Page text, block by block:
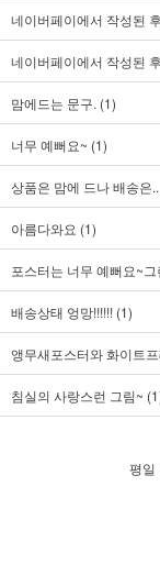
네이버페이에서 작성된
네이버페이에서 작성된
맘에드는 문구. (1)
너무 예뻐요~ (1)
상품은 맘에 드나 배송은
아름다와요 (1)
포스터는 너무 예뻐요~
배송상태 엉망!!!!!! (1)
앵무새포스터와 화이트
침실의 사랑스런 그림~
평일